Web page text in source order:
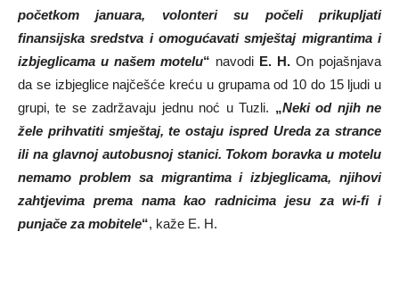
početkom januara, volonteri su počeli prikupljati
finansijska sredstva i omogućavati smještaj migrantima i
izbjeglicama u našem motelu“ navodi E. H. On pojašnjava
da se izbjeglice najčešće kreću u grupama od 10 do 15 ljudi u
grupi, te se zadržavaju jednu noć u Tuzli. „Neki od njih ne
žele prihvatiti smještaj, te ostaju ispred Ureda za strance
ili na glavnoj autobusnoj stanici. Tokom boravka u motelu
nemamo problem sa migrantima i izbjeglicama, njihovi
zahtjevima prema nama kao radnicima jesu za wi-fi i
punjače za mobitele“, kaže E. H.